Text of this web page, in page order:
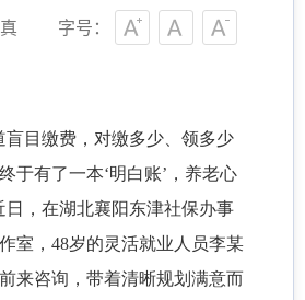
字号：
盲目缴费，对缴多少、领多少
于有了一本‘明白账’，养老心
日，在湖北襄阳东津社保办事
室，48岁的灵活就业人员李某
来咨询，带着清晰规划满意而